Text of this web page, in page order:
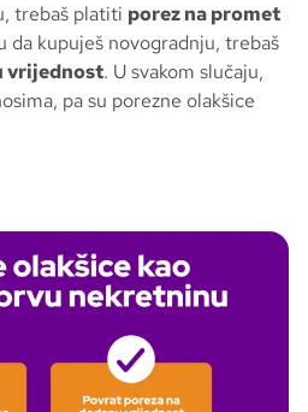
trebaš platiti porez na promet
da kupuješ novogradnju, trebaš
vrijednost. U svakom slučaju,
pa su porezne olakšice